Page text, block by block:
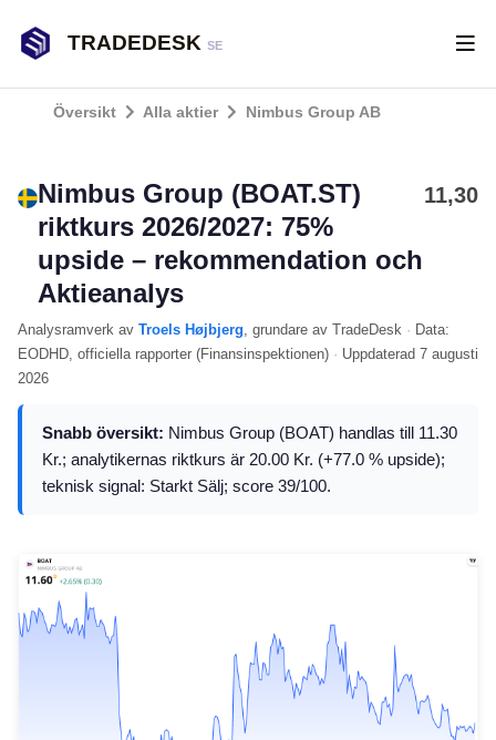
TRADEDESK SE
Översikt Alla aktier Nimbus Group AB
Nimbus Group (BOAT.ST)
riktkurs 2026/2027: 75%
upside – rekommendation och
Aktieanalys
11,30
Analysramverk av Troels Højbjerg, grundare av TradeDesk · Data:
EODHD, officiella rapporter (Finansinspektionen) · Uppdaterad 7 augusti
2026
Snabb översikt: Nimbus Group (BOAT) handlas till 11.30
Kr.; analytikernas riktkurs är 20.00 Kr. (+77.0 % upside);
teknisk signal: Starkt Sälj; score 39/100.